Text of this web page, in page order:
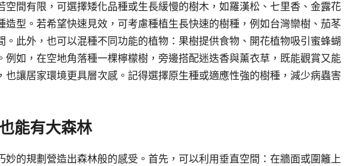
空間有限，可選擇矮化品種或生長緩慢的樹木，如羅漢松、七里香、金露花
造型。若希望快速見效，可考慮種植生長快速的樹種，例如台灣欒樹、茄苳
此外，也可以混種不同功能的植物：果樹提供食物、開花植物吸引蜜蜂蝴
例如，在空地角落種一棵檸檬樹，旁邊搭配迷迭香與薰衣草，既能觀賞又能
讓居家環境更具層次感。記得選擇原生種或適應性強的樹種，減少病蟲害
能有大森林
妙的規劃營造出森林般的感受。首先，可以利用垂直空間：在牆面或圍籬上